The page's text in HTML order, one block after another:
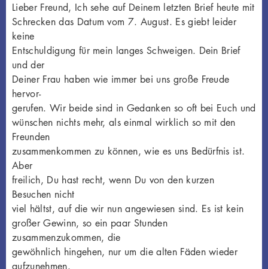
Lieber Freund, Ich sehe auf Deinem letzten Brief heute mit
Schrecken das Datum vom 7. August. Es giebt leider
keine
Entschuldigung für mein langes Schweigen. Dein Brief
und der
Deiner Frau haben wie immer bei uns große Freude
hervor-
gerufen. Wir beide sind in Gedanken so oft bei Euch und
wünschen nichts mehr, als einmal wirklich so mit den
Freunden
zusammenkommen zu können, wie es uns Bedürfnis ist.
Aber
freilich, Du hast recht, wenn Du von den kurzen
Besuchen nicht
viel hältst, auf die wir nun angewiesen sind. Es ist kein
großer Gewinn, so ein paar Stunden
zusammenzukommen, die
gewöhnlich hingehen, nur um die alten Fäden wieder
aufzunehmen.